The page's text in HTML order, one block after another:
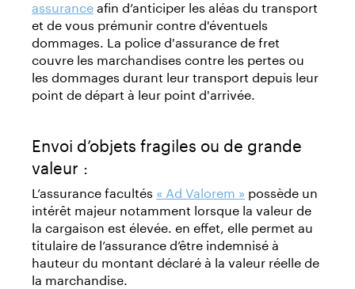
assuranceafin d’anticiper les aléas du transport
et de vous prémunir contre d'éventuels
dommages. La police d'assurance de fret
couvre les marchandises contre les pertes ou
les dommages durant leur transport depuis leur
point de départ à leur point d'arrivée.
Envoi d’objets fragiles ou de grande
valeur :
L’assurance facultés « Ad Valorem » possède un
intérêt majeur notamment lorsque la valeur de
la cargaison est élevée. en effet, elle permet au
titulaire de l’assurance d’être indemnisé à
hauteur du montant déclaré à la valeur réelle de
la marchandise.